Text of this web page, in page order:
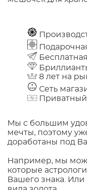
8 лет на
Сеть
Приватный
Мы с большим
мечты, поэтому
доработаны под
Например, мы
которые
Вашего знака. Или